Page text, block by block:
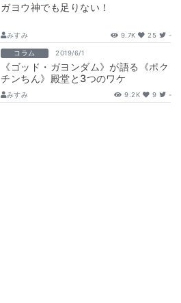
ガヨウ神でも足りない！
みすみ 9.7K 25 -
コラム 2019/6/1
《ゴッド・ガヨンダム》が語る《ポク
チンちん》殿堂と3つのワケ
みすみ 9.2K 9 -